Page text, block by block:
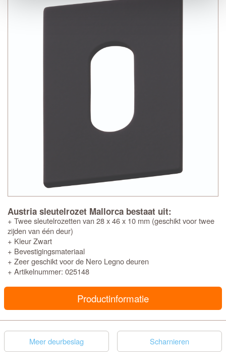
Austria sleutelrozet Mallorca bestaat uit:
+ Twee sleutelrozetten van 28 x 46 x 10 mm (geschikt voor twee
zijden van één deur)
+ Kleur Zwart
+ Bevestigingsmateriaal
+ Zeer geschikt voor de Nero Legno deuren
+ Artikelnummer: 025148
Productinformatie
Meer deurbeslag Scharnieren